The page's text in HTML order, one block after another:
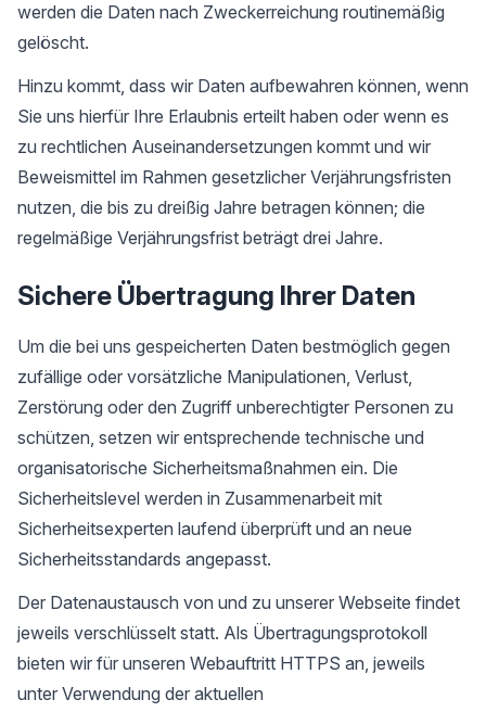
werden die Daten nach Zweckerreichung routinemäßig
gelöscht.
Hinzu kommt, dass wir Daten aufbewahren können, wenn
Sie uns hierfür Ihre Erlaubnis erteilt haben oder wenn es
zu rechtlichen Auseinandersetzungen kommt und wir
Beweismittel im Rahmen gesetzlicher Verjährungsfristen
nutzen, die bis zu dreißig Jahre betragen können; die
regelmäßige Verjährungsfrist beträgt drei Jahre.
Sichere Übertragung Ihrer Daten
Um die bei uns gespeicherten Daten bestmöglich gegen
zufällige oder vorsätzliche Manipulationen, Verlust,
Zerstörung oder den Zugriff unberechtigter Personen zu
schützen, setzen wir entsprechende technische und
organisatorische Sicherheitsmaßnahmen ein. Die
Sicherheitslevel werden in Zusammenarbeit mit
Sicherheitsexperten laufend überprüft und an neue
Sicherheitsstandards angepasst.
Der Datenaustausch von und zu unserer Webseite findet
jeweils verschlüsselt statt. Als Übertragungsprotokoll
bieten wir für unseren Webauftritt HTTPS an, jeweils
unter Verwendung der aktuellen